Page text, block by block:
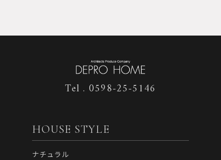
Tel . 0598-25-5146
HOUSE STYLE
ナチュラル